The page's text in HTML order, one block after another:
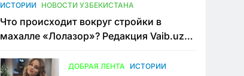
ИСТОРИИ НОВОСТИ УЗБЕКИСТАНА
Что происходит вокруг стройки в
махалле «Лолазор»? Редакция Vaib.uz
конфликта
ДОБРАЯ ЛЕНТА ИСТОРИИ